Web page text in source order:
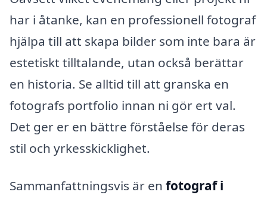
har i åtanke, kan en professionell fotograf
hjälpa till att skapa bilder som inte bara är
estetiskt tilltalande, utan också berättar
en historia. Se alltid till att granska en
fotografs portfolio innan ni gör ert val.
Det ger er en bättre förståelse för deras
stil och yrkesskicklighet.
Sammanfattningsvis är en fotograf i